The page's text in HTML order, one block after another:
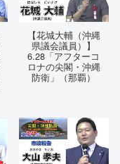
【花城大輔（沖縄
県議会議員）】
6.28「アフターコ
ロナの尖閣・沖縄
防衛」（那覇）